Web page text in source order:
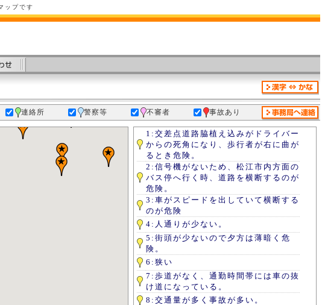
ップです
連絡所 警察等 不審者 事故あり
1:交差点道路脇植え込みがドライバー
からの死角になり、歩行者が右に曲が
るとき危険。
2:信号機がないため、松江市内方面の
バス停へ行く時、道路を横断するのが
危険。
3:車がスピードを出していて横断する
のが危険
4:人通りが少ない。
5:街頭が少ないので夕方は薄暗く危
険。
6:狭い
7:歩道がなく、通勤時間帯には車の抜
け道になっている。
8:交通量が多く事故が多い。